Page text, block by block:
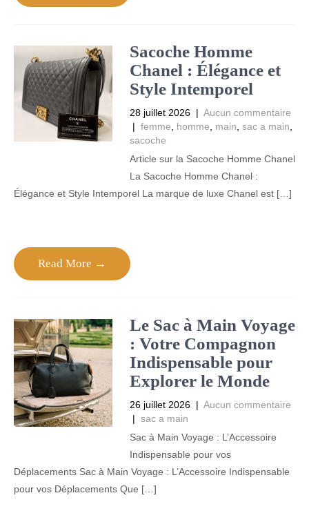
Sacoche Homme
Chanel : Élégance et
Style Intemporel
28 juillet 2026 | Aucun commentaire
| femme homme main sac a main
sacoche
Article sur la Sacoche Homme Chanel
La Sacoche Homme Chanel :
Élégance et Style Intemporel La marque de luxe Chanel est […]
Read More →
Le Sac à Main Voyage
: Votre Compagnon
Indispensable pour
Explorer le Monde
26 juillet 2026 | Aucun commentaire
| sac a main
Sac à Main Voyage : L’Accessoire
Indispensable pour vos
Déplacements Sac à Main Voyage : L’Accessoire Indispensable
pour vos Déplacements Que […]